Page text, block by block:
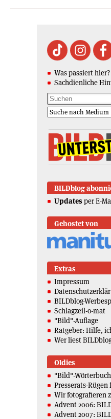
Was passiert hier?
Sachdienliche
BILDblog
Updates per E-
Gehostet von
Extras
Impressum
BILDblog-
Schlagzeil-o-mat
"Bild"-Auflage
Ratgeber: Hilfe,
Wer liest
Oldies
"Bild"-Wörterbuch
Presserats-
Wir fotografieren
Advent 2006:
Advent 2007: